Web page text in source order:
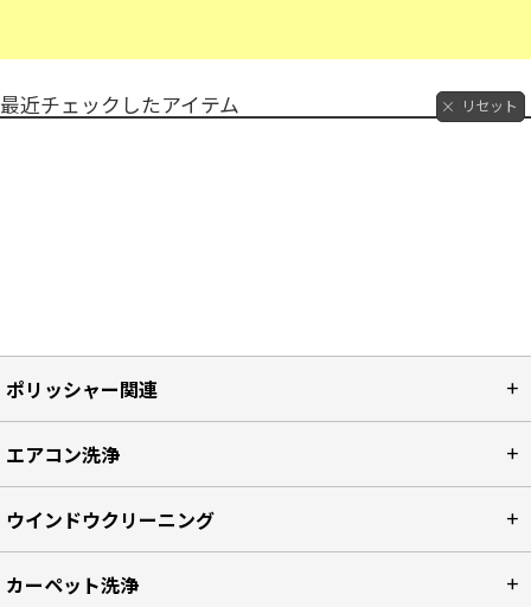
最近チェックしたアイテム リセット
ポリッシャー関連
エアコン洗浄
ウインドウクリーニング
カーペット洗浄